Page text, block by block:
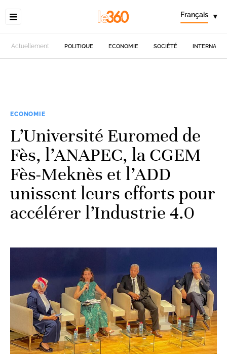
Français ▾
Actuellement POLITIQUE ECONOMIE SOCIÉTÉ
ECONOMIE
L’Université Euromed de
Fès, l’ANAPEC, la CGEM
Fès-Meknès et l’ADD
unissent leurs efforts pour
accélérer l’Industrie 4.0